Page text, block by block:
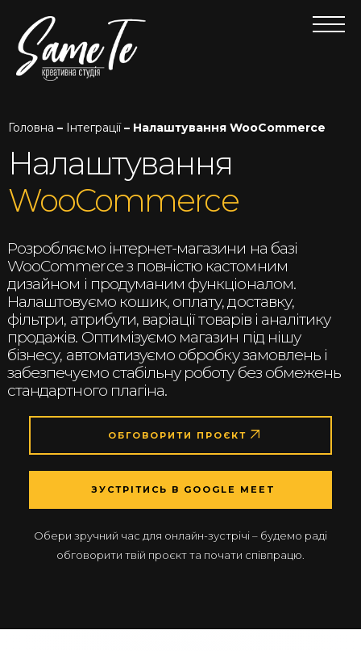
Головна – Інтеграції– Налаштування WooCommerce
Налаштування
WooCommerce
Розробляємо інтернет-магазини на базі
WooCommerce з повністю кастомним
дизайном і продуманим функціоналом.
Налаштовуємо кошик, оплату, доставку,
фільтри, атрибути, варіації товарів і аналітику
продажів. Оптимізуємо магазин під нішу
бізнесу, автоматизуємо обробку замовлень і
забезпечуємо стабільну роботу без обмежень
стандартного плагіна.
ОБГОВОРИТИ ПРОЄКТ
ЗУСТРІТИСЬ В GOOGLE MEET
Обери зручний час для онлайн-зустрічі – будемо раді
обговорити твій проєкт та почати співпрацю.